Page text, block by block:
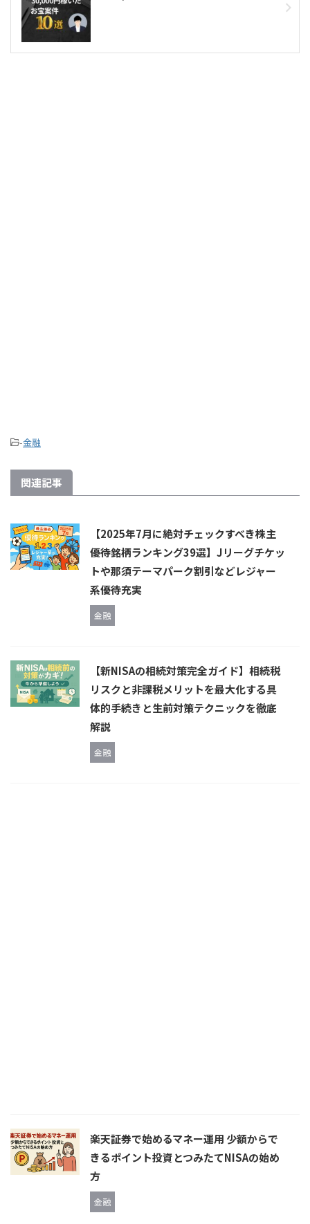
-金融
関連記事
【2025年7月に絶対チェックすべき株主
優待銘柄ランキング39選】Jリーグチケッ
トや那須テーマパーク割引などレジャー
系優待充実
金融
【新NISAの相続対策完全ガイド】相続税
リスクと非課税メリットを最大化する具
体的手続きと生前対策テクニックを徹底
解説
金融
楽天証券で始めるマネー運用 少額からで
きるポイント投資とつみたてNISAの始め
方
金融